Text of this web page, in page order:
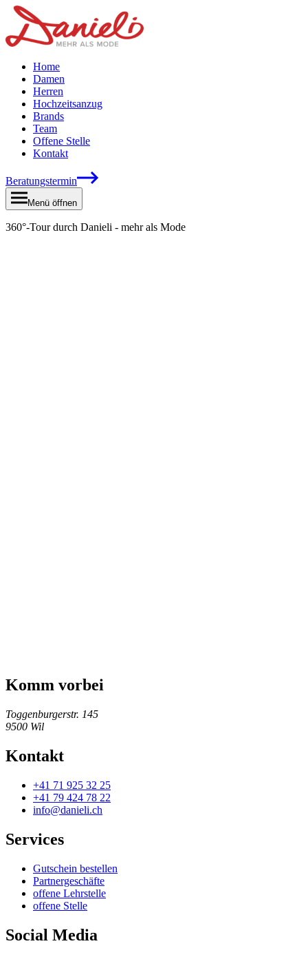
Home
Damen
Herren
Hochzeitsanzug
Brands
Team
Offene Stelle
Kontakt
Beratungstermin
Menü öffnen
360°-Tour durch Danieli - mehr als Mode
Komm vorbei
Toggenburgerstr. 145
9500 Wil
Kontakt
+41 71 925 32 25
+41 79 424 78 22
info@danieli.ch
Services
Gutschein bestellen
Partnergeschäfte
offene Lehrstelle
offene Stelle
Social Media